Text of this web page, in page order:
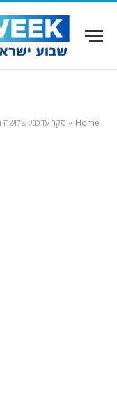
Home
» סקר עדכני: שלושה מכל